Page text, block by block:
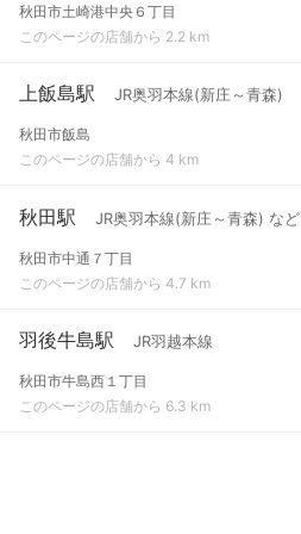
秋田市土崎港中央６丁目
このページの店舗から 2.2 km
上飯島駅 JR奥羽本線(新庄～青森)
秋田市飯島
このページの店舗から 4 km
秋田駅 JR奥羽本線(新庄～青森) など
秋田市中通７丁目
このページの店舗から 4.7 km
羽後牛島駅 JR羽越本線
秋田市牛島西１丁目
このページの店舗から 6.3 km